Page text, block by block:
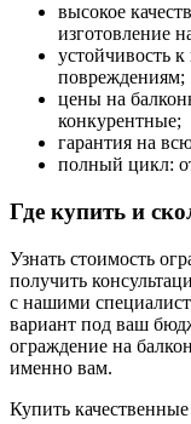
высокое
изготовление
устойчивость
повреждениям;
цены на
конкурентные;
гарантия на
полный цикл:
Где купить и
Узнать стоимость
получить
с нашими
вариант под ваш
ограждение на
именно вам.
Купить